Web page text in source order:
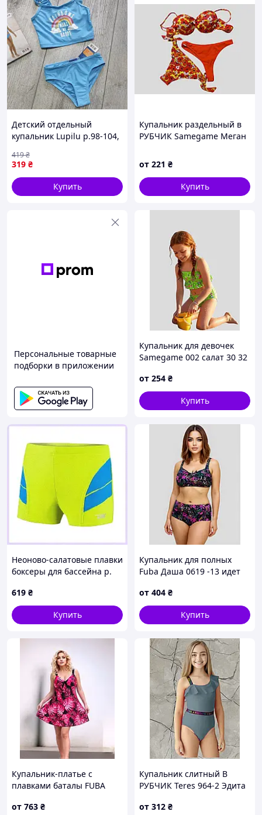
Детский отдельный
купальник Lupilu р.98-104,
319 ₴
419₴
Купить
Купальник раздельный в
РУБЧИК Samegame Меган
50 УКР размеры
от 221 ₴
Купить
Персональные товарные
подборки в приложении
Купальник для девочек
Samegame 002 салат 30 32
от 254 ₴
Купить
Неоново-салатовые плавки
боксеры для бассейна р.
619 ₴
Купить
Купальник для полных
Fuba Даша 0619 -13 идет
размеры
от 404 ₴
Купить
Купальник-платье с
плавками баталы FUBA
68 70 УКР размеры
от 763 ₴
Купальник слитный В
РУБЧИК Teres 964-2 Эдита
от 312 ₴